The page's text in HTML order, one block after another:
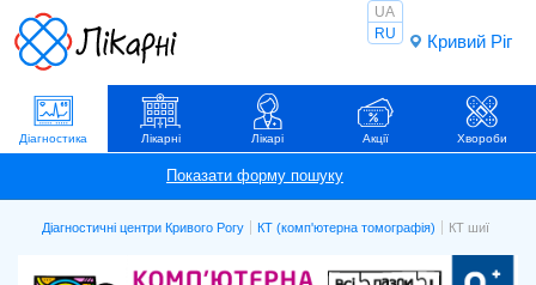
Кривий Ріг
UA
RU
Діагностика Лікарні Лікарі Акції Хвороби
Діагностичні центри Кривого Рогу КТ (комп'ютерна томографія) КТ шиї